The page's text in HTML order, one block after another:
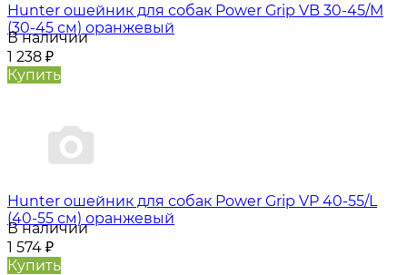
Hunter oшейник для собак Power Grip VB 30-45/M
(30-45 см) оранжевый
В наличии
1 238 ₽
Купить
Hunter oшейник для собак Power Grip VP 40-55/L
(40-55 см) оранжевый
В наличии
1 574 ₽
Купить